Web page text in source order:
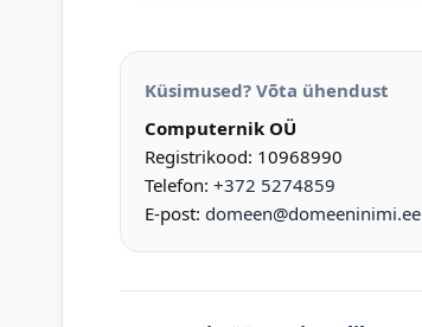
Küsimused? Võta ühendust
Computernik OÜ
Registrikood: 10968990
Telefon: +372 5274859
E-post: domeen@domeeninimi.ee